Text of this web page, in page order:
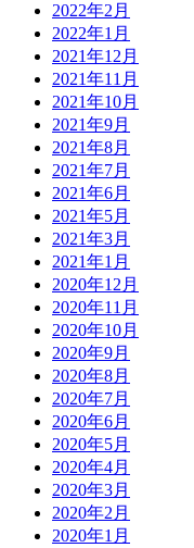
2022年2月
2022年1月
2021年12月
2021年11月
2021年10月
2021年9月
2021年8月
2021年7月
2021年6月
2021年5月
2021年3月
2021年1月
2020年12月
2020年11月
2020年10月
2020年9月
2020年8月
2020年7月
2020年6月
2020年5月
2020年4月
2020年3月
2020年2月
2020年1月